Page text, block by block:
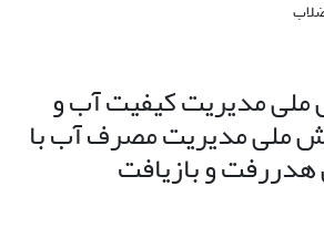
مدیریت کیفیت آب و
ملی مدیریت مصرف آب با
و بازیافت